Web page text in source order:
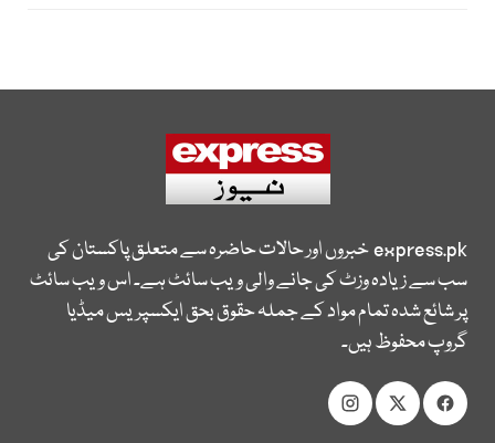
express.pkخبروں اور حالات حاضرہ سے متعلق پاکستان کی
سب سے زیادہ وزٹ کی جانے والی ویب سائٹ ہے۔ اس ویب سائٹ
پر شائع شدہ تمام مواد کے جملہ حقوق بحق ایکسپریس میڈیا
گروپ محفوظ ہیں۔